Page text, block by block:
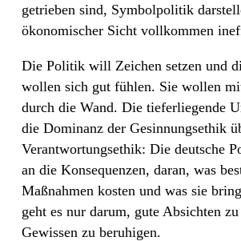
getrieben sind, Symbolpolitik
ökonomischer Sicht vollkommen
Die Politik will Zeichen setzen und
wollen sich gut fühlen. Sie wollen
durch die Wand. Die tieferliegende
die Dominanz der Gesinnungsethik
Verantwortungsethik: Die deutsche
an die Konsequenzen, daran, was
Maßnahmen kosten und was sie
geht es nur darum, gute Absichten
Gewissen zu beruhigen.